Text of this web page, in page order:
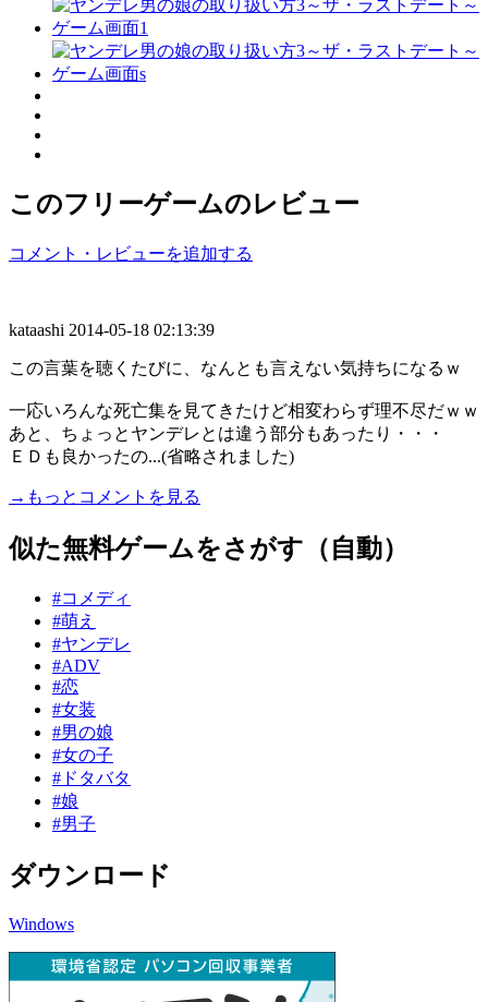
このフリーゲームのレビュー
コメント・レビューを追加する
kataashi 2014-05-18 02:13:39
この言葉を聴くたびに、なんとも言えない気持ちになるｗ
一応いろんな死亡集を見てきたけど相変わらず理不尽だｗｗ
あと、ちょっとヤンデレとは違う部分もあったり・・・
ＥＤも良かったの...(省略されました)
→もっとコメントを見る
似た無料ゲームをさがす（自動）
#コメディ
#萌え
#ヤンデレ
#ADV
#恋
#女装
#男の娘
#女の子
#ドタバタ
#娘
#男子
ダウンロード
Windows